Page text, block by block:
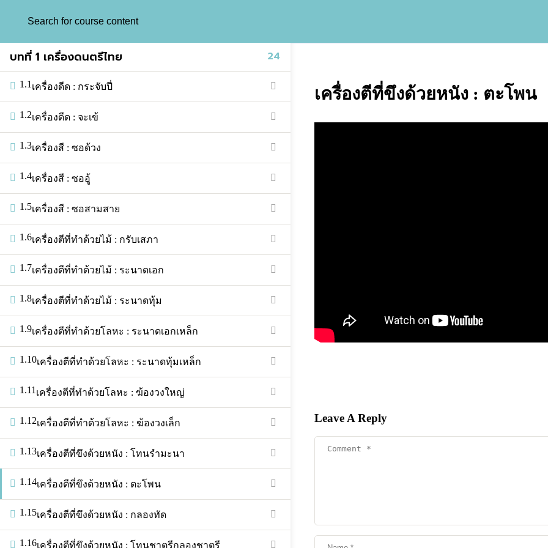
บทเรียน
เกี่ยวกับ TMU
บทเรียน
เกี่ยวกับ TMU
บทที่ 1 เครื่องดนตรีไทย 24
1.1 เครื่องดีด : กระจับปี่
1.2เครื่องดีด : จะเข้
1.3เครื่องสี : ซอด้วง
1.4เครื่องสี : ซออู้
1.5เครื่องสี : ซอสามสาย
1.6เครื่องตีที่ทําด้วยไม้ : กรับเสภา
1.7เครื่องตีที่ทําด้วยไม้ : ระนาดเอก
1.8เครื่องตีที่ทําด้วยไม้ : ระนาดทุ้ม
1.9เครื่องตีที่ทําด้วยโลหะ : ระนาดเอกเหล็ก
1.10เครื่องตีที่ทําด้วยโลหะ : ระนาดทุ้มเหล็ก
1.11 เครื่องตีที่ทําด้วยโลหะ : ฆ้องวงใหญ่
1.12เครื่องตีที่ทําด้วยโลหะ : ฆ้องวงเล็ก
1.13เครื่องตีที่ขึงด้วยหนัง : โทนรํามะนา
1.14เครื่องตีที่ขึงด้วยหนัง : ตะโพน
1.15เครื่องตีที่ขึงด้วยหนัง : กลองทัด
1.16เครื่องตีที่ขึงด้วยหนัง : โทนชาตรีกลองชาตรี
เครื่องตีที่ขึงด้วยหนัง : ตะโพน
Leave A Reply